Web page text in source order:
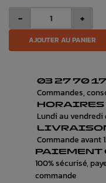
- +
AJOUTER AU PANIER
03 27 70
Commandes,
HORAIRES
Lundi au vendredi
Commande avant
PAIEMENT
100% sécurisé,
commande